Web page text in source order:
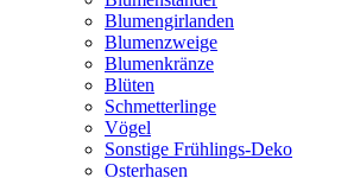
Blumengirlanden
Blumenzweige
Blumenkränze
Blüten
Schmetterlinge
Vögel
Sonstige Frühlings-Deko
Osterhasen